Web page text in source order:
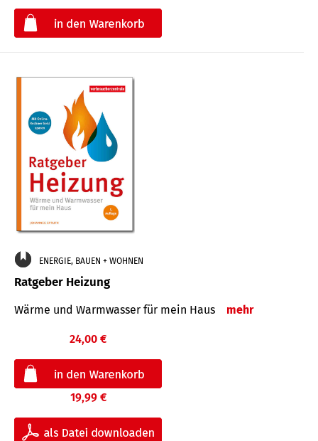
ENERGIE, BAUEN + WOHNEN
Ratgeber Heizung
Wärme und Warmwasser für mein Haus mehr
24,00 €
19,99 €